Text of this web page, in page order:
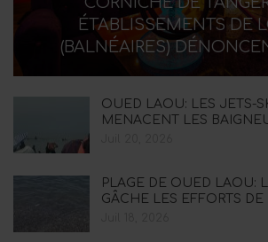
ÉTABLISSEMENTS DE
(BALNÉAIRES)
OUED LAOU: LES JETS-
MENACENT LES
PLAGE DE OUED LAOU:
GÂCHE LES EFFORTS